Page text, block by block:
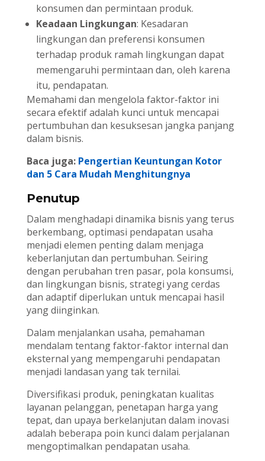
konsumen dan permintaan produk.
Keadaan Lingkungan: Kesadaran
lingkungan dan preferensi konsumen
terhadap produk ramah lingkungan dapat
memengaruhi permintaan dan, oleh karena
itu, pendapatan.
Memahami dan mengelola faktor-faktor ini
secara efektif adalah kunci untuk mencapai
pertumbuhan dan kesuksesan jangka panjang
dalam bisnis.
Baca juga: Pengertian Keuntungan Kotor
dan 5 Cara Mudah Menghitungnya
Penutup
Dalam menghadapi dinamika bisnis yang terus
berkembang, optimasi pendapatan usaha
menjadi elemen penting dalam menjaga
keberlanjutan dan pertumbuhan. Seiring
dengan perubahan tren pasar, pola konsumsi,
dan lingkungan bisnis, strategi yang cerdas
dan adaptif diperlukan untuk mencapai hasil
yang diinginkan.
Dalam menjalankan usaha, pemahaman
mendalam tentang faktor-faktor internal dan
eksternal yang mempengaruhi pendapatan
menjadi landasan yang tak ternilai.
Diversifikasi produk, peningkatan kualitas
layanan pelanggan, penetapan harga yang
tepat, dan upaya berkelanjutan dalam inovasi
adalah beberapa poin kunci dalam perjalanan
mengoptimalkan pendapatan usaha.